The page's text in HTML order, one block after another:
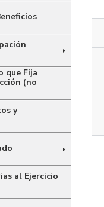
que Fija
(no
y
al Ejercicio